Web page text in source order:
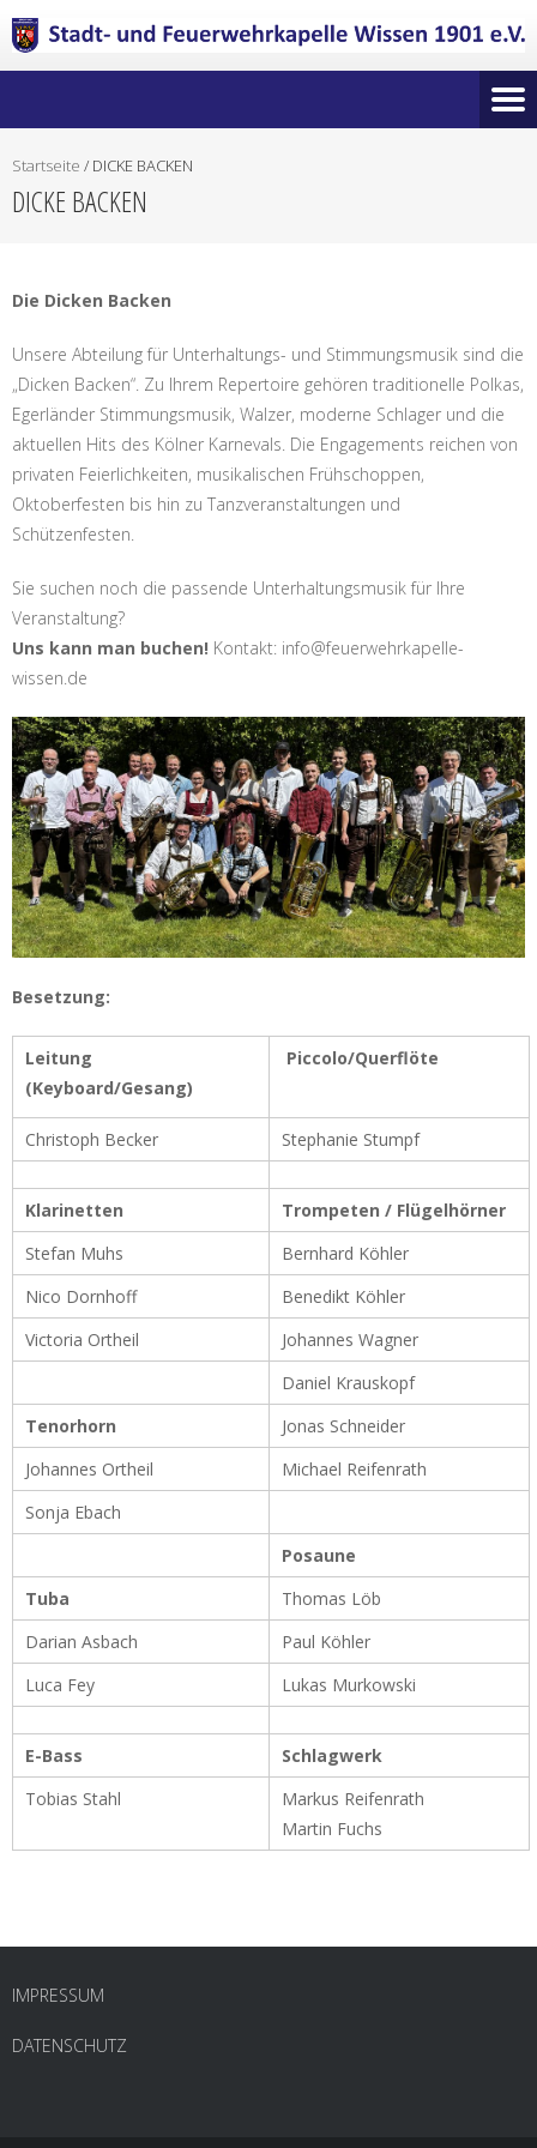
Startseite / DICKE BACKEN
DICKE BACKEN
Die Dicken Backen
Unsere Abteilung für Unterhaltungs- und Stimmungsmusik sind die
„Dicken Backen“. Zu Ihrem Repertoire gehören traditionelle Polkas,
Egerländer Stimmungsmusik, Walzer, moderne Schlager und die
aktuellen Hits des Kölner Karnevals. Die Engagements reichen von
privaten Feierlichkeiten, musikalischen Frühschoppen,
Oktoberfesten bis hin zu Tanzveranstaltungen und
Schützenfesten.
Sie suchen noch die passende Unterhaltungsmusik für Ihre
Veranstaltung?
Uns kann man buchen! Kontakt: info@feuerwehrkapelle-
wissen.de
Besetzung:
Leitung
(Keyboard/Gesang)
Piccolo/Querflöte
Christoph Becker Stephanie Stumpf
Klarinetten
Trompeten / Flügelhörner
Stefan Muhs
Bernhard Köhler
Nico Dornhoff
Benedikt Köhler
Victoria Ortheil
Johannes Wagner
Daniel Krauskopf
Tenorhorn
Jonas Schneider
Johannes Ortheil
Michael Reifenrath
Sonja Ebach
Posaune
Tuba
Thomas Löb
Darian Asbach
Paul Köhler
Luca Fey
Lukas Murkowski
E-Bass
Schlagwerk
Tobias Stahl
Markus Reifenrath
Martin Fuchs
IMPRESSUM
DATENSCHUTZ